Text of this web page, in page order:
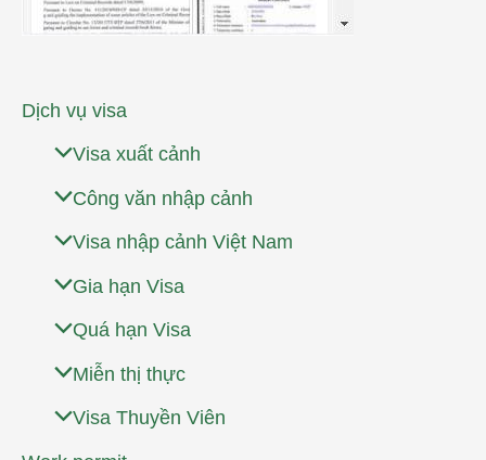
Dịch vụ visa
Visa xuất cảnh
Công văn nhập cảnh
Visa nhập cảnh Việt Nam
Gia hạn Visa
Quá hạn Visa
Miễn thị thực
Visa Thuyền Viên